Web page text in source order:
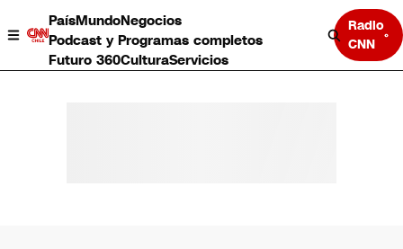
PaísMundoNegocios
Podcast y Programas completos
Futuro 360CulturaServicios
Radio
CNN